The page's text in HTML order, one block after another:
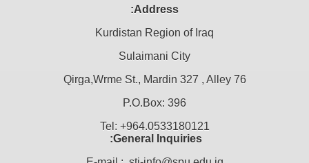
Address:
Kurdistan Region of Iraq
Sulaimani City
Qirga,Wrme St., Mardin 327 , Alley 76
P.O.Box: 396
Tel: +964.0533180121
General Inquiries: